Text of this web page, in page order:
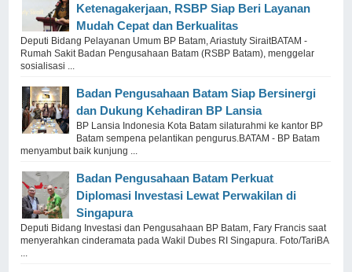
Ketenagakerjaan, RSBP Siap Beri Layanan
Mudah Cepat dan Berkualitas
Deputi Bidang Pelayanan Umum BP Batam, Ariastuty SiraitBATAM -
Rumah Sakit Badan Pengusahaan Batam (RSBP Batam), menggelar
sosialisasi ...
Badan Pengusahaan Batam Siap Bersinergi
dan Dukung Kehadiran BP Lansia
BP Lansia Indonesia Kota Batam silaturahmi ke kantor BP
Batam sempena pelantikan pengurus.BATAM - BP Batam
menyambut baik kunjung ...
Badan Pengusahaan Batam Perkuat
Diplomasi Investasi Lewat Perwakilan di
Singapura
Deputi Bidang Investasi dan Pengusahaan BP Batam, Fary Francis saat
menyerahkan cinderamata pada Wakil Dubes RI Singapura. Foto/TariBA
...